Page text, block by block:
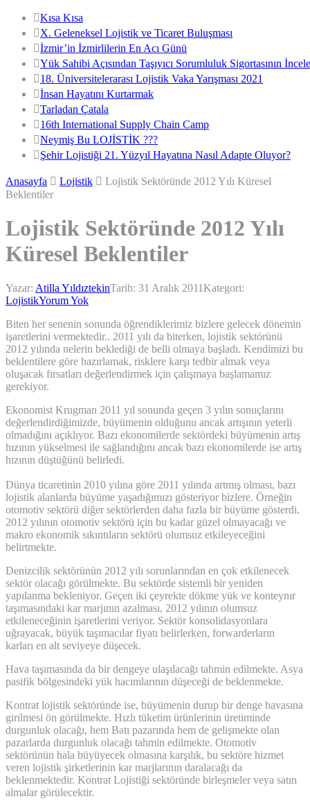
Kısa Kısa
X. Geleneksel Lojistik ve Ticaret Buluşması
İzmir’in İzmirlilerin En Acı Günü
Yük Sahibi Açısından Taşıyıcı Sorumluluk Sigortasının
18. Üniversitelerarası Lojistik Vaka Yarışması 2021
İnsan Hayatını Kurtarmak
Tarladan Çatala
16th International Supply Chain Camp
Neymiş Bu LOJİSTİK ???
Şehir Lojistiği 21. Yüzyıl Hayatına Nasıl Adapte Oluyor?
Anasayfa Lojistik
Lojistik Sektöründe 2012 Yılı Küresel
Beklentiler
Lojistik Sektöründe 2012 Yılı
Küresel Beklentiler
Yazar: Atilla YıldıztekinTarih: 31 Aralık 2011Kategori:
LojistikYorum Yok
Biten her senenin sonunda öğrendiklerimiz bizlere gelecek dönemin
işaretlerini vermektedir.. 2011 yılı da biterken, lojistik sektörünü
2012 yılında nelerin beklediği de belli olmaya başladı. Kendimizi bu
beklentilere göre hazırlamak, risklere karşı tedbir almak veya
oluşacak fırsatları değerlendirmek için çalışmaya başlamamız
gerekiyor.
Ekonomist Krugman 2011 yıl sonunda geçen 3 yılın sonuçlarını
değerlendirdiğimizde, büyümenin olduğunu ancak artışının yeterli
olmadığını açıklıyor. Bazı ekonomilerde sektördeki büyümenin artış
hızının yükselmesi ile sağlandığını ancak bazı ekonomilerde ise artış
hızının düştüğünü belirledi.
Dünya ticaretinin 2010 yılına göre 2011 yılında artmış olması, bazı
lojistik alanlarda büyüme yaşadığımızı gösteriyor bizlere. Örneğin
otomotiv sektörü diğer sektörlerden daha fazla bir büyüme gösterdi.
2012 yılının otomotiv sektörü için bu kadar güzel olmayacağı ve
makro ekonomik sıkıntıların sektörü olumsuz etkileyeceğini
belirtmekte.
Denizcilik sektörünün 2012 yılı sorunlarından en çok etkilenecek
sektör olacağı görülmekte. Bu sektörde sistemli bir yeniden
yapılanma bekleniyor. Geçen iki çeyrekte dökme yük ve konteynır
taşımasındaki kar marjının azalması, 2012 yılının olumsuz
etkileneceğinin işaretlerini veriyor. Sektör konsolidasyonlara
uğrayacak, büyük taşımacılar fiyatı belirlerken, forwarderların
karları en alt seviyeye düşecek.
Hava taşımasında da bir dengeye ulaşılacağı tahmin edilmekte. Asya
pasifik bölgesindeki yük hacımlarının düşeceği de beklenmekte.
Kontrat lojistik sektöründe ise, büyümenin durup bir denge havasına
girilmesi ön görülmekte. Hızlı tüketim ürünlerinin üretiminde
durgunluk olacağı, hem Batı pazarında hem de gelişmekte olan
pazarlarda durgunluk olacağı tahmin edilmekte. Otomotiv
sektörünün hala büyüyecek olmasına karşılık, bu sektöre hizmet
veren lojistik şirketlerinin kar marjlarının daralacağı da
beklenmektedir. Kontrat Lojistiği sektöründe birleşmeler veya satın
almalar görülecektir.